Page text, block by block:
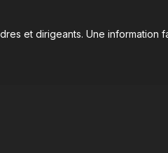
et dirigeants. Une information